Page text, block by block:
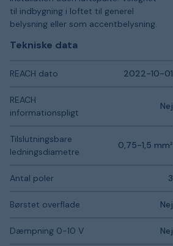
til indbygning i loftet til generel
belysning eller som accentbelysning.
Tekniske data
REACH dato 2022-10-01
REACH
informationspligt
Nej
Tilslutningsbare
ledningsdiametre
0,75-1,5 mm²
Antal poler 3
Børstet overflade Nej
Dæmpning 0-10 V Nej